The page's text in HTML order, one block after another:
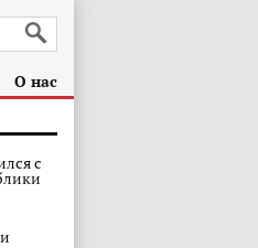
О нас
с